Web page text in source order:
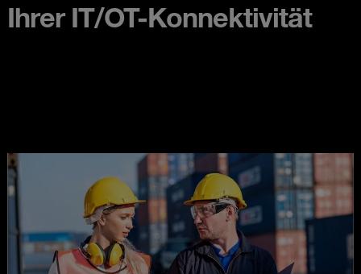
Ihrer IT/OT-Konnektivität